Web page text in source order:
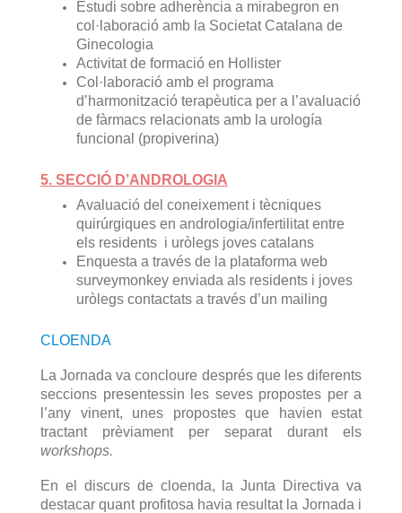
Estudi sobre adherència a mirabegron en
col·laboració amb la Societat Catalana de
Ginecologia
Activitat de formació en Hollister
Col·laboració amb el programa
d’harmonització terapèutica per a l’avaluació
de fàrmacs relacionats amb la urología
funcional (propiverina)
5. SECCIÓ D’ANDROLOGIA
Avaluació del coneixement i tècniques
quirúrgiques en andrologia/infertilitat entre
els residents i uròlegs joves catalans
Enquesta a través de la plataforma web
surveymonkey enviada als residents i joves
uròlegs contactats a través d’un mailing
CLOENDA
La Jornada va concloure després que les diferents
seccions presentessin les seves propostes per a
l’any vinent, unes propostes que havien estat
tractant prèviament per separat durant els
workshops.
En el discurs de cloenda, la Junta Directiva va
destacar quant profitosa havia resultat la Jornada i